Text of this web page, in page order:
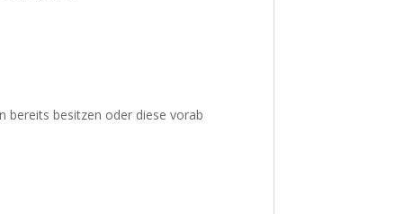
bereits besitzen oder diese vorab